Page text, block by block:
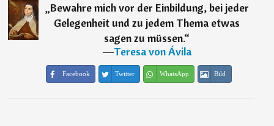
„Bewahre mich vor der Einbildung, bei jeder
Gelegenheit und zu jedem Thema etwas
sagen zu müssen.“
―Teresa von Ávila
Facebook Twitter WhatsApp Bild